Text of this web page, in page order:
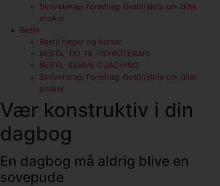
Skriveterapi foredrag: Bestil/skriv om dine
ønsker
Bestil
Bestil bøger og kurser
BESTIL TID TIL PSYKOTERAPI
BESTIL SKRIVE COACHING
Skriveterapi foredrag: Bestil/skriv om dine
ønsker
Vær konstruktiv i din
dagbog
En dagbog må aldrig blive en
sovepude